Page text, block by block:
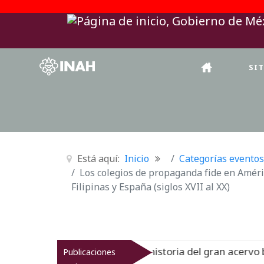
Está aquí: Inicio
Categorías eventos
Los colegios de propaganda fide en
Filipinas y España (siglos XVII al XX)
Publicaciones
muestra la historia del gran acervo